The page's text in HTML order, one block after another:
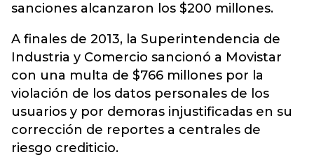
sanciones alcanzaron los $200 millones.
A finales de 2013, la Superintendencia de
Industria y Comercio sancionó a Movistar
con una multa de $766 millones por la
violación de los datos personales de los
usuarios y por demoras injustificadas en su
corrección de reportes a centrales de
riesgo crediticio.